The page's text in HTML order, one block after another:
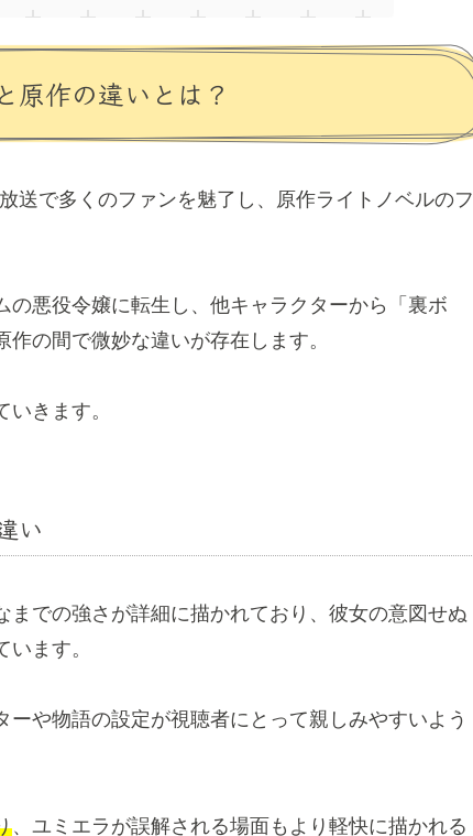
原作の違いとは？
送で多くのファンを魅了し、原作ライトノベルのフ
悪役令嬢に転生し、他キャラクターから「裏ボ
の間で微妙な違いが存在します。
きます。
い
での強さが詳細に描かれており、彼女の意図せぬ
ます。
や物語の設定が視聴者にとって親しみやすいよう
、ユミエラが誤解される場面もより軽快に描かれる